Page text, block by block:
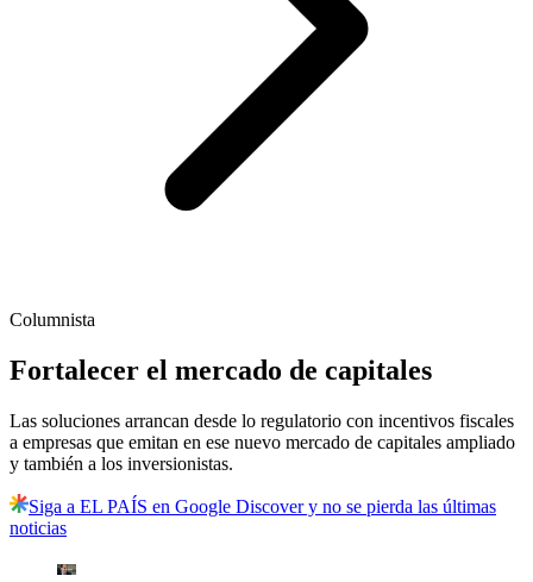
Columnista
Fortalecer el mercado de capitales
Las soluciones arrancan desde lo regulatorio con incentivos fiscales
a empresas que emitan en ese nuevo mercado de capitales ampliado
y también a los inversionistas.
Siga a EL PAÍS en Google Discover y no se pierda las últimas
noticias